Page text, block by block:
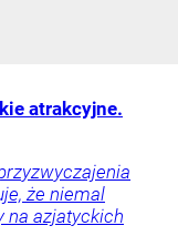
atrakcyjne.
że niemal
na azjatyckich